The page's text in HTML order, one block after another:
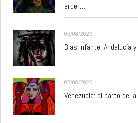
arder…
05/08/2026
Blas Infante: Andalucía y
05/08/2026
Venezuela: el parto de la